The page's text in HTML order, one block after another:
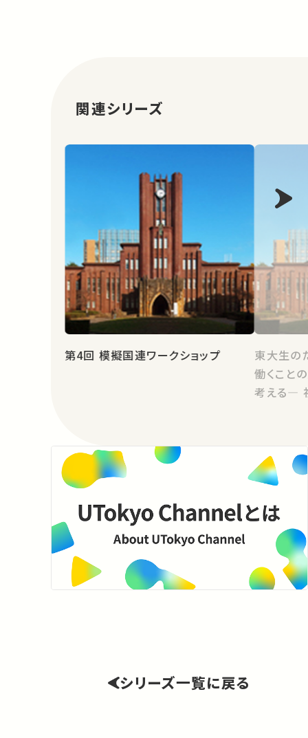
関連シリーズ
第4回 模擬国連ワークショップ
東大生の
働くこと
考える―
シリーズ一覧に戻る